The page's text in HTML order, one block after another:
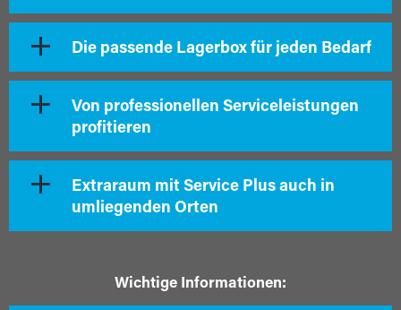
Die passende Lagerbox für jeden Bedarf
Von professionellen Serviceleistungen
profitieren
Extraraum mit Service Plus auch in
umliegenden Orten
Wichtige Informationen: